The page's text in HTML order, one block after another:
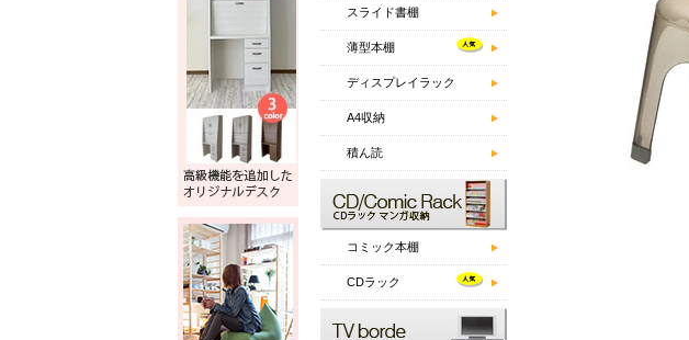
スライド書棚
薄型本棚
ディスプレイラック
A4収納
積ん読
コミック本棚
CDラック